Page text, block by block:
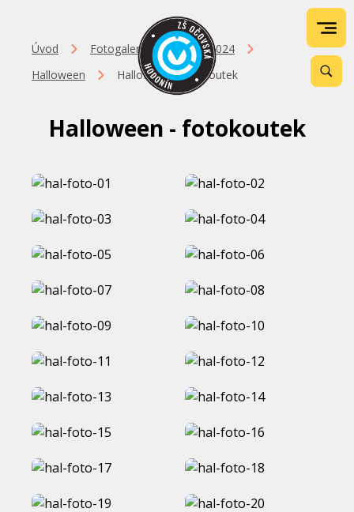
Úvod Fotogalerie
2023-2024
Halloween
Halloween - fotokoutek
Halloween - fotokoutek